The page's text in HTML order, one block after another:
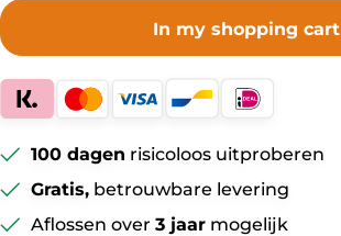
In my shopping cart
100 dagen risicoloos uitproberen
Gratis, betrouwbare levering
Aflossen over 3 jaar mogelijk